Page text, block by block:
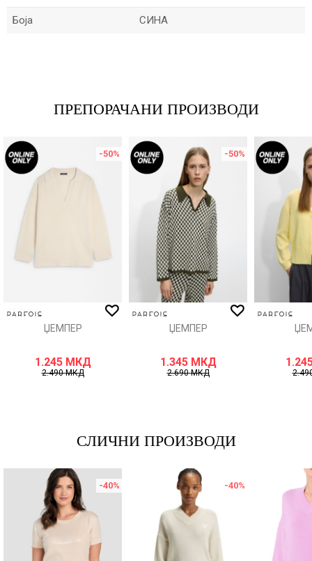
Боја СИНА
Порака
ИСПРАТИ
ПРЕПОРАЧАНИ ПРОИЗВОДИ
-50%
ЏЕМПЕР
1.245 МКД
2.490МКД
-50%
ЏЕМПЕР
1.345 МКД
2.690МКД
СЛИЧНИ ПРОИЗВОДИ
-40% -40%